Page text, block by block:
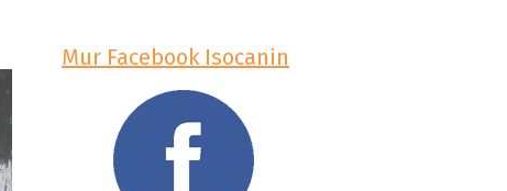
Mur Facebook Isocanin